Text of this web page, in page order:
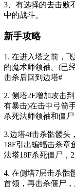
3、有选择的去击败
中的战斗。
新手攻略
1. 在进入塔之前，
的魔术师领袖。(已
击杀后回到边塔#
2. 侧塔2F增加攻击
有暴击)在击中弓箭
杀死法师领袖和僵尸
3.边塔4f击杀骷髅头
18F引出蝙蝠击杀章
法塔18F杀死僵尸，
4. 在侧塔7层击杀骷
首领，再击杀僵尸